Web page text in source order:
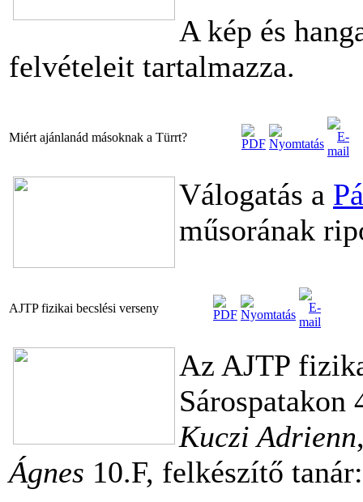
A kép és
felvételeit tartalmazza.
Miért ajánlanád másoknak a Türrt?
Válogatás a
műsorának
AJTP fizikai becslési verseny
Az AJTP
Sárospatakon
Kuczi Adrienn
Ágnes 10.F, felkészítő